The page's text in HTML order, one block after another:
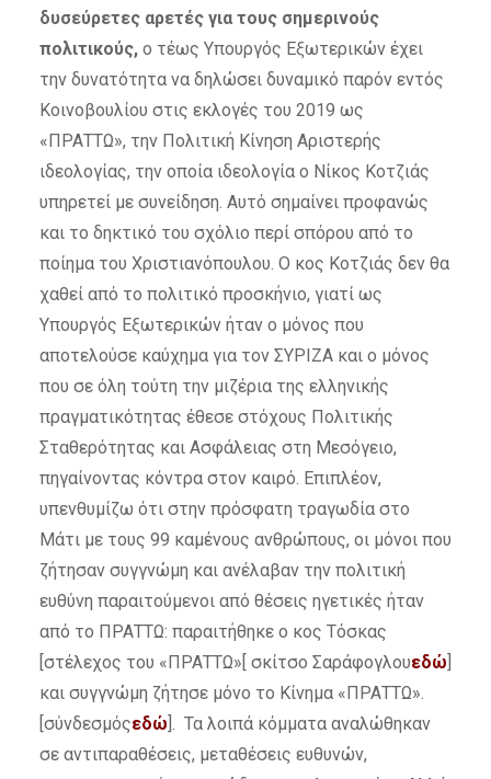
δυσεύρετες αρετές για τους σημερινούς
πολιτικούς,ο τέως Υπουργός Εξωτερικών έχει
την δυνατότητα να δηλώσει δυναμικό παρόν εντός
Κοινοβουλίου στις εκλογές του 2019 ως
«ΠΡΑΤΤΩ», την Πολιτική Κίνηση Αριστερής
ιδεολογίας, την οποία ιδεολογία ο Νίκος Κοτζιάς
υπηρετεί με συνείδηση. Αυτό σημαίνει προφανώς
και το δηκτικό του σχόλιο περί σπόρου από το
ποίημα του Χριστιανόπουλου. Ο κος Κοτζιάς δεν θα
χαθεί από το πολιτικό προσκήνιο, γιατί ως
Υπουργός Εξωτερικών ήταν ο μόνος που
αποτελούσε καύχημα για τον ΣΥΡΙΖΑ και ο μόνος
που σε όλη τούτη την μιζέρια της ελληνικής
πραγματικότητας έθεσε στόχους Πολιτικής
Σταθερότητας και Ασφάλειας στη Μεσόγειο,
πηγαίνοντας κόντρα στον καιρό. Επιπλέον,
υπενθυμίζω ότι στην πρόσφατη τραγωδία στο
Μάτι με τους 99 καμένους ανθρώπους, οι μόνοι που
ζήτησαν συγγνώμη και ανέλαβαν την πολιτική
ευθύνη παραιτούμενοι από θέσεις ηγετικές ήταν
από το ΠΡΑΤΤΩ: παραιτήθηκε ο κος Τόσκας
[στέλεχος του «ΠΡΑΤΤΩ»[ σκίτσο Σαράφογλουεδώ
και συγγνώμη ζήτησε μόνο το Κίνημα «ΠΡΑΤΤΩ».
[σύνδεσμόςεδώ ]. Τα λοιπά κόμματα αναλώθηκαν
σε αντιπαραθέσεις, μεταθέσεις ευθυνών,